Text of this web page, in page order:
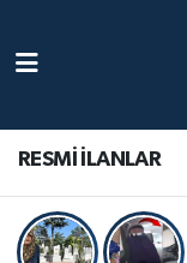
RESMİ İLANLAR
Gündem
Güncel